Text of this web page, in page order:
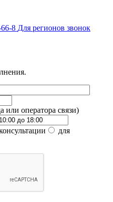
8 Для регионов звонок
или оператора связи)
для